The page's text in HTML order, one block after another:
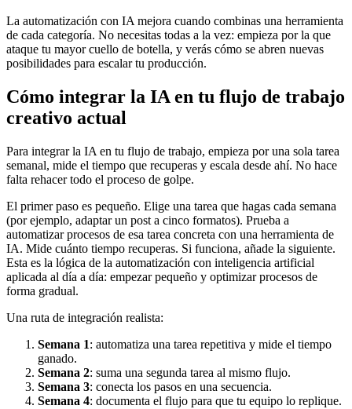
La automatización con IA mejora cuando combinas una herramienta
de cada categoría. No necesitas todas a la vez: empieza por la que
ataque tu mayor cuello de botella, y verás cómo se abren nuevas
posibilidades para escalar tu producción.
Cómo integrar la IA en tu flujo de trabajo
creativo actual
Para integrar la IA en tu flujo de trabajo, empieza por una sola tarea
semanal, mide el tiempo que recuperas y escala desde ahí. No hace
falta rehacer todo el proceso de golpe.
El primer paso es pequeño. Elige una tarea que hagas cada semana
(por ejemplo, adaptar un post a cinco formatos). Prueba a
automatizar procesos de esa tarea concreta con una herramienta de
IA. Mide cuánto tiempo recuperas. Si funciona, añade la siguiente.
Esta es la lógica de la automatización con inteligencia artificial
aplicada al día a día: empezar pequeño y optimizar procesos de
forma gradual.
Una ruta de integración realista:
Semana 1: automatiza una tarea repetitiva y mide el tiempo
ganado.
Semana 2: suma una segunda tarea al mismo flujo.
Semana 3: conecta los pasos en una secuencia.
Semana 4: documenta el flujo para que tu equipo lo replique.